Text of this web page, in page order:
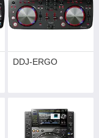
DDJ-ERGO